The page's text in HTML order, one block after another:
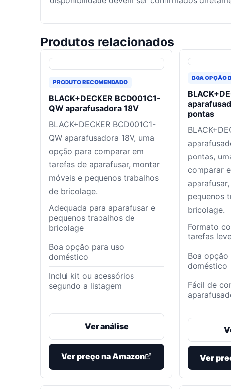
Produtos relacionados
PRODUTO RECOMENDADO
BLACK+DECKER BCD001C1-
QW aparafusadora 18V
BLACK+DECKER BCD001C1-
QW aparafusadora 18V, uma
opção para comparar em
tarefas de aparafusar, montar
móveis e pequenos trabalhos
de bricolage.
Adequada para aparafusar e
pequenos trabalhos de
bricolage
Boa opção para uso
doméstico
Inclui kit ou acessórios
segundo a listagem
Ver análise
Ver preço na Amazon
BOA OPÇÃO
pontas
pontas,
comparar
pequenos
bricolage.
Formato
tarefas
Boa opção
doméstico
Fácil de
Ver